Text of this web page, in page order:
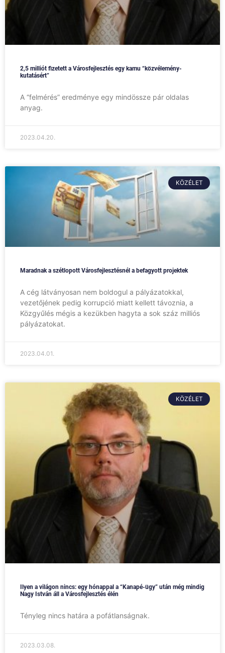
2,5 milliót fizetett a Városfejlesztés egy kamu “közvélemény-
kutatásért”
A “felmérés” eredménye egy mindössze pár oldalas
anyag.
2023.04.20.
KÖZÉLET
Maradnak a szétlopott Városfejlesztésnél a befagyott projektek
A cég látványosan nem boldogul a pályázatokkal,
vezetőjének pedig korrupció miatt kellett távoznia, a
Közgyűlés mégis a kezükben hagyta a sok száz milliós
pályázatokat.
2023.04.01.
KÖZÉLET
Ilyen a világon nincs: egy hónappal a “Kanapé-ügy” után még mindig
Nagy István áll a Városfejlesztés élén
Tényleg nincs határa a pofátlanságnak.
2023.03.08.